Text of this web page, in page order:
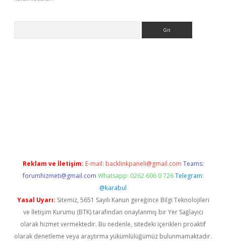
Reklam ve İletişim: E-mail: backlinkpaneli@gmail.com Teams:
forumhizmeti@gmail.com Whatsapp: 0262 606 0 726 Telegram:
@karabul
Yasal Uyarı: Sitemiz, 5651 Sayılı Kanun gereğince Bilgi Teknolojileri
ve İletişim Kurumu (BTK) tarafından onaylanmış bir Yer Sağlayıcı
olarak hizmet vermektedir. Bu nedenle, sitedeki içerikleri proaktif
olarak denetleme veya araştırma yükümlülüğümüz bulunmamaktadır.